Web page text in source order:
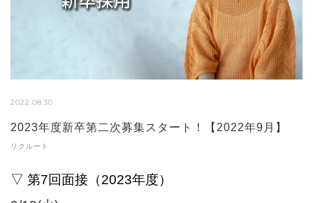
2022.08.30
2023年度新卒第二次募集スタート！【2022年9月】
リクルート
▽ 第7回面接（2023年度）